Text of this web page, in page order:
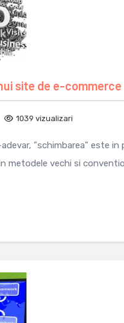
site de e-commerce
1039 vizualizari
"schimbarea" este in
metodele vechi si